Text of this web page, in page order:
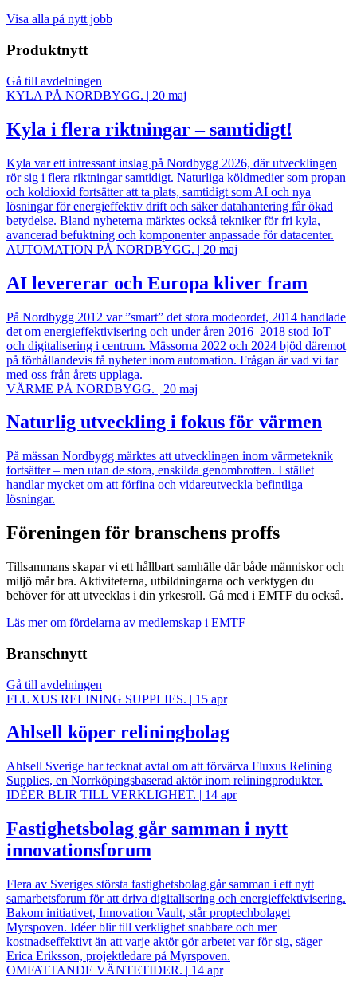
Visa alla på nytt jobb
Produktnytt
Gå till avdelningen
KYLA PÅ NORDBYGG. | 20 maj
Kyla i flera riktningar – samtidigt!
Kyla var ett intressant inslag på Nordbygg 2026, där utvecklingen
rör sig i flera riktningar samtidigt. Naturliga köldmedier som propan
och koldioxid fortsätter att ta plats, samtidigt som AI och nya
lösningar för energieffektiv drift och säker datahantering får ökad
betydelse. Bland nyheterna märktes också tekniker för fri kyla,
avancerad befuktning och komponenter anpassade för datacenter.
AUTOMATION PÅ NORDBYGG. | 20 maj
AI levererar och Europa kliver fram
På Nordbygg 2012 var ”smart” det stora modeordet, 2014 handlade
det om energieffektivisering och under åren 2016–2018 stod IoT
och digitalisering i centrum. Mässorna 2022 och 2024 bjöd däremot
på förhållandevis få nyheter inom automation. Frågan är vad vi tar
med oss från årets upplaga.
VÄRME PÅ NORDBYGG. | 20 maj
Naturlig utveckling i fokus för värmen
På mässan Nordbygg märktes att utvecklingen inom värmeteknik
fortsätter – men utan de stora, enskilda genombrotten. I stället
handlar mycket om att förfina och vidareutveckla befintliga
lösningar.
Föreningen för branschens proffs
Tillsammans skapar vi ett hållbart samhälle där både människor och
miljö mår bra. Aktiviteterna, utbildningarna och verktygen du
behöver för att utvecklas i din yrkesroll. Gå med i EMTF du också.
Läs mer om fördelarna av medlemskap i EMTF
Branschnytt
Gå till avdelningen
FLUXUS RELINING SUPPLIES. | 15 apr
Ahlsell köper reliningbolag
Ahlsell Sverige har tecknat avtal om att förvärva Fluxus Relining
Supplies, en Norrköpingsbaserad aktör inom reliningprodukter.
IDÉER BLIR TILL VERKLIGHET. | 14 apr
Fastighetsbolag går samman i nytt
innovationsforum
Flera av Sveriges största fastighetsbolag går samman i ett nytt
samarbetsforum för att driva digitalisering och energieffektivisering.
Bakom initiativet, Innovation Vault, står proptechbolaget
Myrspoven. Idéer blir till verklighet snabbare och mer
kostnadseffektivt än att varje aktör gör arbetet var för sig, säger
Erica Eriksson, projektledare på Myrspoven.
OMFATTANDE VÄNTETIDER. | 14 apr